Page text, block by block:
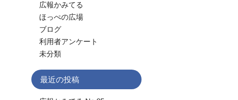
広報かみてる
ほっぺの広場
ブログ
利用者アンケート
未分類
最近の投稿